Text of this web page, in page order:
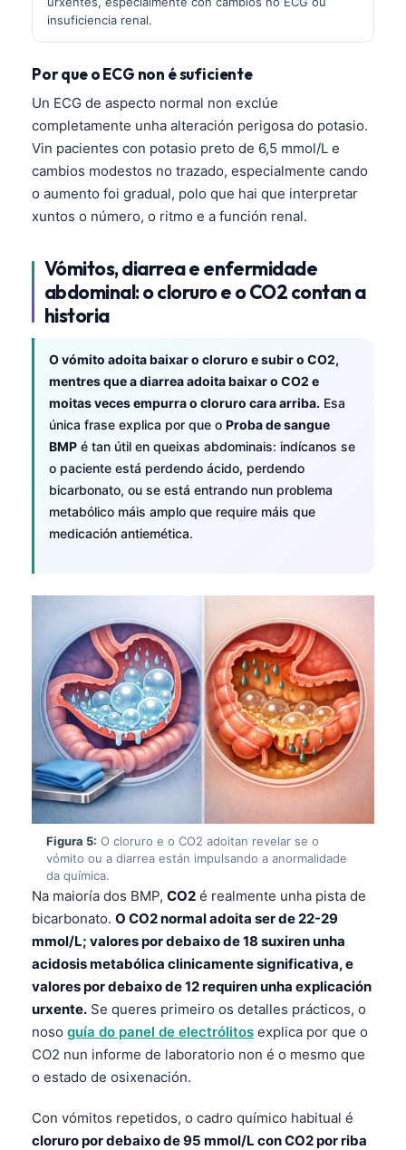
insuficiencia renal.
Por que o ECG non é suficiente
Un ECG de aspecto normal non exclúe
completamente unha alteración perigosa do potasio.
Vin pacientes con potasio preto de 6,5 mmol/L e
cambios modestos no trazado, especialmente cando
o aumento foi gradual, polo que hai que interpretar
xuntos o número, o ritmo e a función renal.
Vómitos, diarrea e enfermidade
abdominal: o cloruro e o CO2 contan a
historia
O vómito adoita baixar o cloruro e subir o CO2,
mentres que a diarrea adoita baixar o CO2 e
moitas veces empurra o cloruro cara arriba. Esa
única frase explica por que o Proba de sangue
BMP é tan útil en queixas abdominais: indícanos se
o paciente está perdendo ácido, perdendo
bicarbonato, ou se está entrando nun problema
metabólico máis amplo que require máis que
medicación antiemética.
Figura 5: O cloruro e o CO2 adoitan revelar se o
vómito ou a diarrea están impulsando a anormalidade
da química.
Na maioría dos BMP, CO2 é realmente unha pista de
bicarbonato. O CO2 normal adoita ser de 22-29
mmol/L; valores por debaixo de 18 suxiren unha
acidosis metabólica clinicamente significativa, e
valores por debaixo de 12 requiren unha explicación
urxente. Se queres primeiro os detalles prácticos, o
noso guía do panel de electrólitos explica por que o
CO2 nun informe de laboratorio non é o mesmo que
o estado de osixenación.
Con vómitos repetidos, o cadro químico habitual é
cloruro por debaixo de 95 mmol/L con CO2 por riba
ພາສາລາວ
Basa Jawa
Cebuano
ئۇيغۇرچە
Кыргызча
Татар теле
Беларуская мова
Esperanto
Ślōnskŏ gŏdka
Norsk bokmål